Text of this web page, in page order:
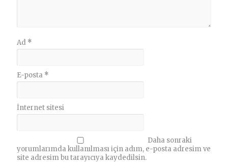
Ad *
E-posta *
İnternet sitesi
Daha sonraki
yorumlarımda kullanılması için adım, e-posta adresim ve
site adresim bu tarayıcıya kaydedilsin.